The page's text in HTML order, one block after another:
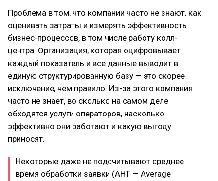
Проблема в том, что компании часто не знают, как
оценивать затраты и измерять эффективность
бизнес-процессов, в том числе работу колл-
центра. Организация, которая оцифровывает
каждый показатель и все данные выводит в
единую структурированную базу — это скорее
исключение, чем правило. Из-за этого компания
часто не знает, во сколько на самом деле
обходятся услуги операторов, насколько
эффективно они работают и какую выгоду
приносят.
Некоторые даже не подсчитывают среднее
время обработки заявки (AHT — Average